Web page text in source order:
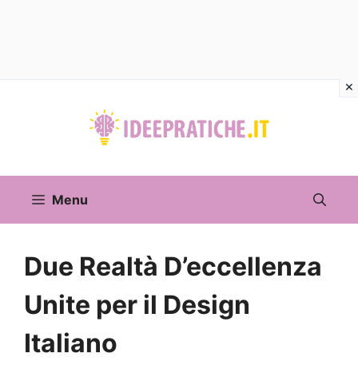
Menu
Due Realtà D’eccellenza
Unite per il Design
Italiano